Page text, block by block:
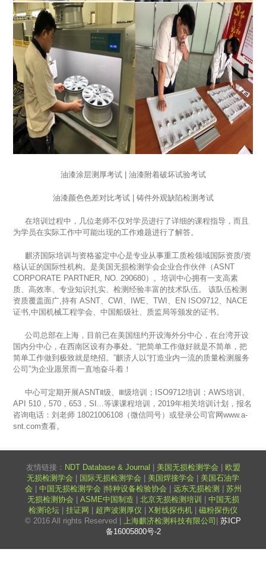
油漆涂层测厚考试 | 油漆附着破坏试验考试
油漆颜色色差对比考试 | 铸件外观缺陷检测考试
在培训过程中，几位老师不仅对学员进行了详细的课程指导，而且
为学员在实际工作中可能出现的工作难题进行了解答。
麒济国际培训与资格鉴定中心是专业从事重工质检领域国际资质/资
格认证的国际性机构。是美国无损检测学会企业合作伙伴（ASNT
CORPORATE PARTNER, NO. 290680）。培训中心拥有一支高素
质、高效率、专业知识扎实、检测经验丰富的技术队伍。 该队伍检测
资质覆盖面广,持有 ASNT、CWI 、 IWE、TWI 、 EN ISO9712、
NACE
证书,中国机械工程学会、中国船级社、质监局等颁发的证书。
公司总部在上海，目前已在美国纽约开设海外分中心，在台湾开设
国内分中心，在西南区设有办事处。“把简单工作做好就是不简单，把
简单工作做到极致就是绝招。”麒济人以“打造业内一流的质量检测服务
公司”为企业愿景而一直地奋斗着！
中心可定期开展ASNTⅡ级、Ⅲ级培训； ISO9712培训；AWS培训、
API 510 ，570 ，653 ，SI...等课课程培训，2019年相关培训计划，报名
咨询电话：刘老师 18021006108 （微信同号）或登录公司官网www.a-
snt.com查看。
友情链接： NDT Database & Journal 美国无损检测学会
欧盟
无损检测学会
国际无损检测学会 美国焊接学会
美国石油学
会
中国无损检测学会 特种设备检验协会 远东无损检测
苏州
无损检测协会
ASME中国制造 北京无损检测培训
中国无损
检测论坛
挂证网 超声波测厚仪 X射线探伤机
磁粉探伤仪
© 2016 All rights Reserved | 上海麒济检测科技有限公司
苏ICP
备16005800号-2